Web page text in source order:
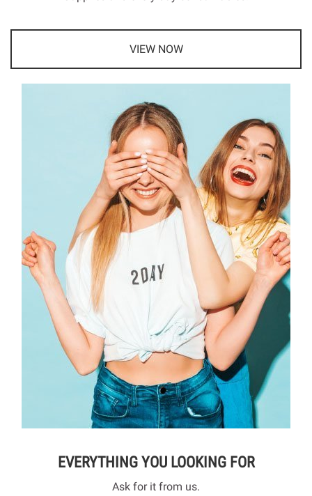
VIEW NOW
EVERYTHING YOU LOOKING FOR
Ask for it from us.